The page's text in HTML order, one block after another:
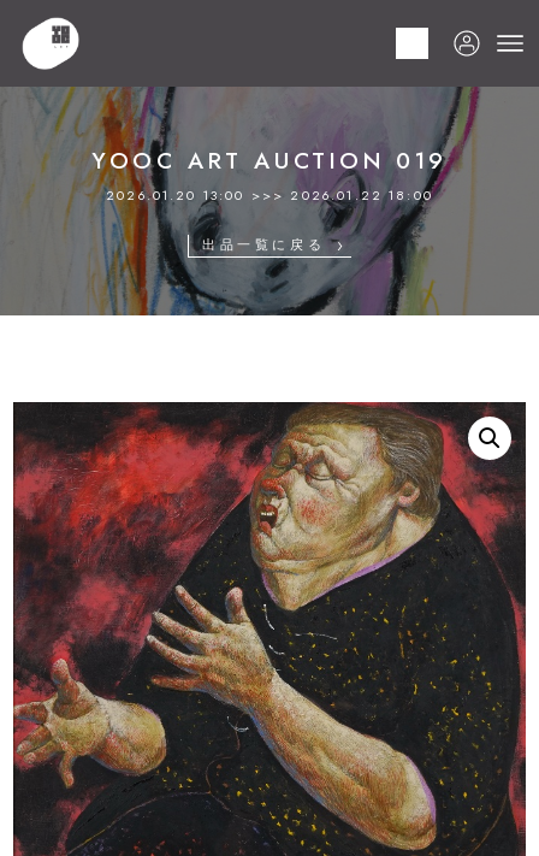
HOME
YOOC ART AUCTION 019
2026.01.20 13:00 >>> 2026.01.22 18:00
出品一覧に戻る